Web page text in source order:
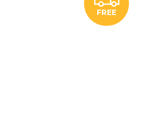
R
FREE